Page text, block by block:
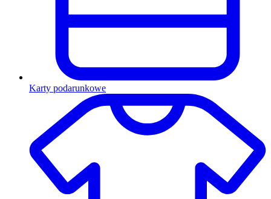
Karty podarunkowe